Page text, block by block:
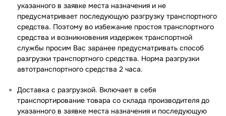
указанного в заявке места назначения и не
предусматривает последующую разгрузку транспортного
средства. Поэтому во избежание простоя транспортного
средства и возникновения издержек транспортной
службы просим Вас заранее предусматривать способ
разгрузки транспортного средства. Норма разгрузки
автотранспортного средства 2 часа.
Доставка с разгрузкой. Включает в себя
транспортирование товара со склада производителя до
указанного в заявке места назначения и последующую